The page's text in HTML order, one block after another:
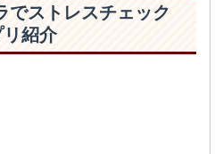
でストレスチェック
紹介